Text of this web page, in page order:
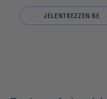
JELENTKEZZEN BE